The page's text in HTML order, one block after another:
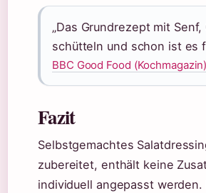
„Das Grundrezept mit
schütteln und schon ist es
BBC Good Food (Kochmagazin)
Fazit
Selbstgemachtes
zubereitet, enthält keine
individuell angepasst werden.